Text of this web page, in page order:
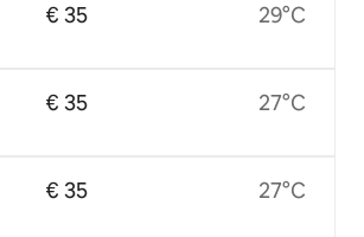
€ 35
€ 35
€ 35
29°C
27°C
27°C